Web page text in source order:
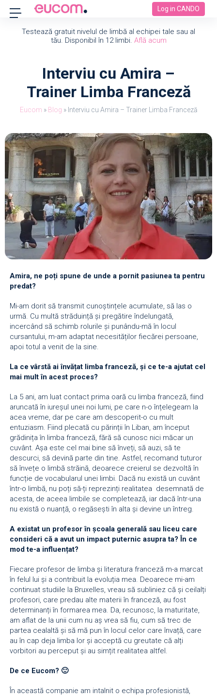
Log in CANDO
Testează gratuit nivelul de limbă al echipei tale sau al
tău. Disponibil în 12 limbi. Află acum
Interviu cu Amira –
Trainer Limba Franceză
Eucom » Blog » Interviu cu Amira – Trainer Limba Franceză
Amira, ne poți spune de unde a pornit pasiunea ta pentru
predat?
Mi-am dorit să transmit cunoștințele acumulate, să las o
urmă. Cu multă străduință și pregătire îndelungată,
incercând să schimb rolurile și punându-mă în locul
cursantului, m-am adaptat necesităților fiecărei persoane,
apoi totul a venit de la sine.
La ce vârstă ai învățat limba franceză, și ce te-a ajutat cel
mai mult în acest proces?
La 5 ani, am luat contact prima oară cu limba franceză, fiind
aruncată în iureșul unei noi lumi, pe care n-o înțelegeam la
acea vreme, dar pe care am descoperit-o cu mult
entuziasm. Fiind plecată cu părinții în Liban, am început
grădinița în limba franceză, fără să cunosc nici măcar un
cuvânt. Așa este cel mai bine să înveți, să auzi, să te
descurci, să devină parte din tine. Astfel, recomand tuturor
să învețe o limbă străină, deoarece creierul se dezvoltă în
funcție de vocabularul unei limbi. Dacă nu există un cuvânt
într-o limbă, nu poți să-ți reprezinți realitatea desemnată de
acesta, de aceea limbile se completează, iar dacă într-una
nu există o nuanță, o regăsești în alta și devine un întreg.
A existat un profesor în școala generală sau liceu care
consideri că a avut un impact puternic asupra ta? În ce
mod te-a influențat?
Fiecare profesor de limba și literatura franceză m-a marcat
în felul lui și a contribuit la evoluția mea. Deoarece mi-am
continuat studiile la Bruxelles, vreau să subliniez că și ceilalți
profesori, care predau alte materii în franceză, au fost
determinanți în formarea mea. Da, recunosc, la maturitate,
am aflat de la unii cum nu aș vrea să fiu, cum să trec de
partea cealaltă și să mă pun în locul celor care învață, care
au în cap deja limba lor și acceptă cu greutate că alți
vorbitori au perceput și au simțit realitatea altfel.
De ce Eucom? 🙂
În această companie am intalnit o echipa profesionistă,